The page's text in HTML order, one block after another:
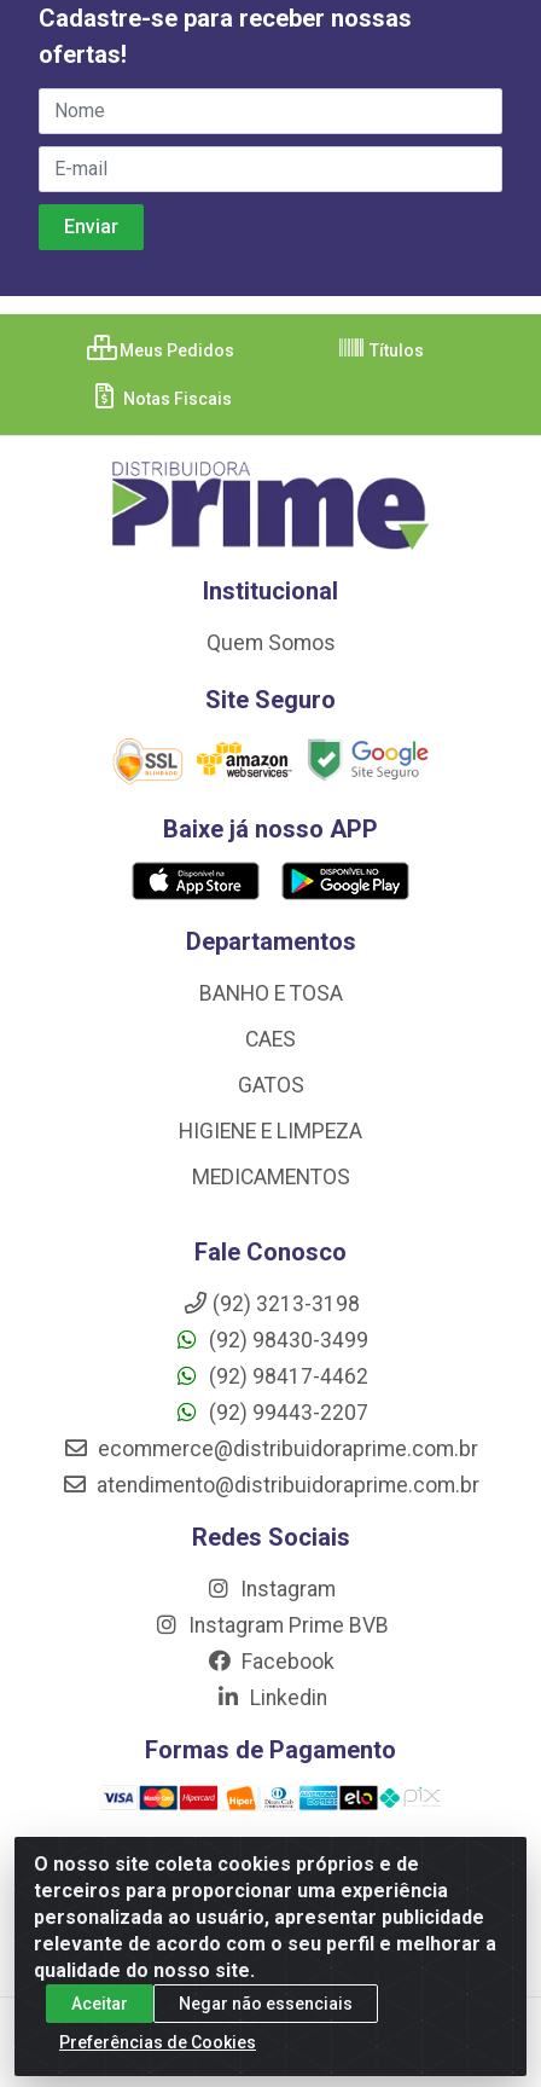
O nosso site coleta cookies próprios e de
terceiros para proporcionar uma experiência
personalizada ao usuário, apresentar publicidade
relevante de acordo com o seu perfil e melhorar a
qualidade do nosso site.
Aceitar
Negar não essenciais
Preferências de Cookies
Cadastre-se para receber nossas
ofertas!
Meus Pedidos Títulos
Notas Fiscais
Institucional
Quem Somos
Site Seguro
Baixe já nosso APP
Departamentos
BANHO E TOSA
CAES
GATOS
HIGIENE E LIMPEZA
MEDICAMENTOS
Fale Conosco
(92) 3213-3198
(92) 98430-3499
(92) 98417-4462
(92) 99443-2207
ecommerce@distribuidoraprime.com.br
atendimento@distribuidoraprime.com.br
Redes Sociais
Instagram
Instagram Prime BVB
Facebook
Linkedin
Formas de Pagamento
Distribuidora Prime LTDA - Av. Professor Nilton Lins, 781
- Flores, Manaus/AM - CEP 69.058-030 - CNPJ:
10.717.750/0001-32